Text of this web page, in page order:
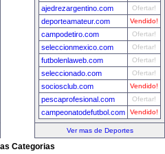
ajedrezargentino.com Ofertar!
deporteamateur.com Vendido!
campodetiro.com Ofertar!
seleccionmexico.com Ofertar!
futbolenlaweb.com Ofertar!
seleccionado.com Ofertar!
sociosclub.com Vendido!
pescaprofesional.com Ofertar!
campeonatodefutbol.com Vendido!
Ver mas de Deportes
Categorias